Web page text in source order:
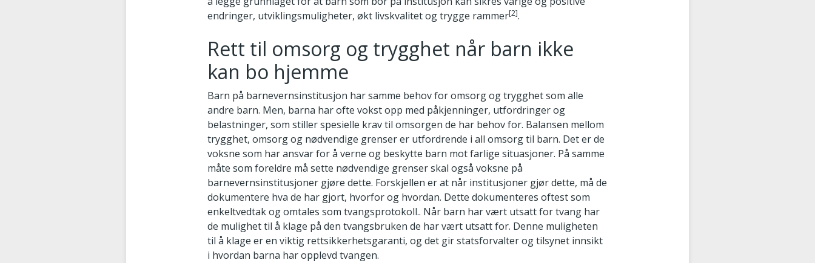
endringer, utviklingsmuligheter, økt livskvalitet og trygge rammer[2].
Rett til omsorg og trygghet når barn ikke
kan bo hjemme
Barn på barnevernsinstitusjon har samme behov for omsorg og trygghet som alle
andre barn. Men, barna har ofte vokst opp med påkjenninger, utfordringer og
belastninger, som stiller spesielle krav til omsorgen de har behov for. Balansen mellom
trygghet, omsorg og nødvendige grenser er utfordrende i all omsorg til barn. Det er de
voksne som har ansvar for å verne og beskytte barn mot farlige situasjoner. På samme
måte som foreldre må sette nødvendige grenser skal også voksne på
barnevernsinstitusjoner gjøre dette. Forskjellen er at når institusjoner gjør dette, må de
dokumentere hva de har gjort, hvorfor og hvordan. Dette dokumenteres oftest som
enkeltvedtak og omtales som tvangsprotokoll.. Når barn har vært utsatt for tvang har
de mulighet til å klage på den tvangsbruken de har vært utsatt for. Denne muligheten
til å klage er en viktig rettsikkerhetsgaranti, og det gir statsforvalter og tilsynet innsikt
i hvordan barna har opplevd tvangen.